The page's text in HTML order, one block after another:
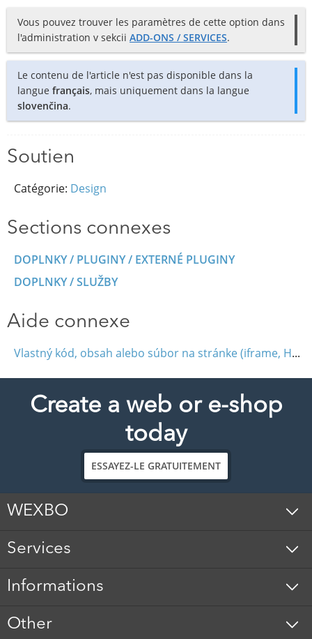
Vous pouvez trouver les paramètres de cette option dans
l'administration v sekcii ADD-ONS / SERVICES.
Le contenu de l'article n'est pas disponible dans la
langue français, mais uniquement dans la langue
slovenčina.
Soutien
Catégorie: Design
Sections connexes
DOPLNKY / PLUGINY / EXTERNÉ PLUGINY
DOPLNKY / SLUŽBY
Aide connexe
Vlastný kód, obsah alebo súbor na stránke (iframe, HTML, JavaScript)
Create a web or e-shop
today
ESSAYEZ-LE GRATUITEMENT
WEXBO
Services
Informations
Other